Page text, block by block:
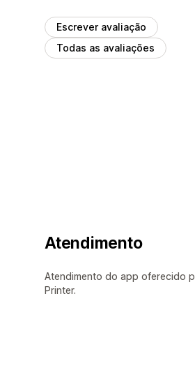
Escrever avaliação
Todas as avaliações
Atendimento
Atendimento do app oferecido
Printer.